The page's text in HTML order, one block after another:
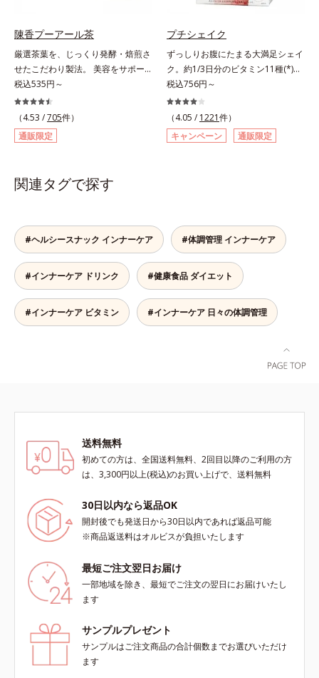
す。1日の目安量は2粒だけだから、
サッと飲みやすく手軽に続けやす
い！ 小さな粒に素材のもつ力をぎ
ゅっと閉じ込めた、食べたい女性の
ためのおまもりサプリです。
ペプチドを使用しています。
陳香プーアール茶
厳選茶葉を、じっくり発酵・焙煎さ
せたこだわり製法。 美容をサポー
トする没食子（ポリフェノール）配
合で、 本格的な味と美容ケアが楽
しめます。。胃腸にやさしい0kcal
の、ダイエット中にうれしいプ―ア
ール茶です。ホットでもアイスでも
は、芳醇な香りとまろやかな味わい
用し、茶成分が浸出しやすい若葉だ
けを使用しました。特有の没食子酸
（ボッショクシサン）がダイエット
をサポート。香ばしく、まろやかな
味わいで、毎日の食事といっしょに
お召し上がりいただけます。
税込535円～
（4.53 /705件）
通販限定
プチシェイク
ずっしりお腹にたまる大満足シェイ
ク。約1/3日分のビタミン11種(*)・
鉄分・食物繊維配合でダイエットと
美容をしっかりサポート。食事とお
きかえるだけで簡単にカロリーを抑
えつつ、果実のいいところをまるご
と使って栄養バランスUP。食物繊
い栄養、空腹具合に合わせて食べ方
のアレンジは自由自在！自然な果実
の味を活かした美味しさで、ハッピ
ーなダイエットを目指します。* ビ
タミンA、B1、B2、B6、B12、C、
D、E、ナイアシン、パントテン
酸、葉酸各商品の詳しい情報は商品
税込756円～
（4.05 / 1221件）
キャンペーン
通販限定
関連タグで探す
#ヘルシースナック インナーケア #体調管理 インナーケア
#インナーケア ドリンク #健康食品 ダイエット
#インナーケア ビタミン #インナーケア 日々の体調管理
送料無料
初めての方は、全国送料無料、2回目以降のご利用の方
は、3,300円以上(税込)のお買い上げで、送料無料
30日以内なら返品OK
開封後でも発送日から30日以内であれば返品可能
※商品返送料はオルビスが負担いたします
最短ご注文翌日お届け
一部地域を除き、最短でご注文の翌日にお届けいたし
ます
サンプルプレゼント
サンプルはご注文商品の合計個数までお選びいただけ
ます